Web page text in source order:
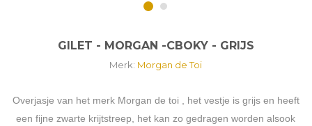
GILET - MORGAN -CBOKY - GRIJS
Merk: Morgan de Toi
Overjasje van het merk Morgan de toi , het vestje is grijs en heeft
een fijne zwarte krijtstreep, het kan zo gedragen worden alsook